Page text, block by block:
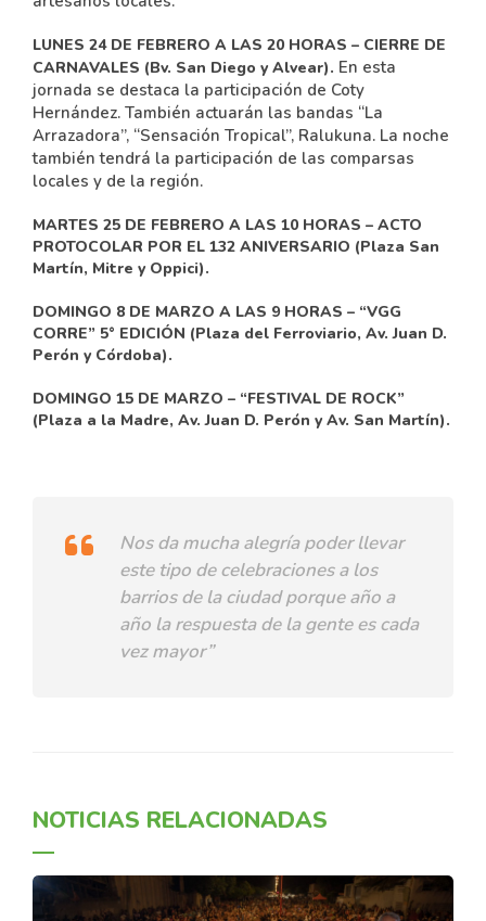
LUNES 24 DE FEBRERO A LAS 20 HORAS – CIERRE DE
CARNAVALES (Bv. San Diego y Alvear). En esta
jornada se destaca la participación de Coty
Hernández. También actuarán las bandas “La
Arrazadora”, “Sensación Tropical”, Ralukuna. La noche
también tendrá la participación de las comparsas
locales y de la región.
MARTES 25 DE FEBRERO A LAS 10 HORAS – ACTO
PROTOCOLAR POR EL 132 ANIVERSARIO (Plaza San
Martín, Mitre y Oppici).
DOMINGO 8 DE MARZO A LAS 9 HORAS – “VGG
CORRE” 5° EDICIÓN (Plaza del Ferroviario, Av. Juan D.
Perón y Córdoba).
DOMINGO 15 DE MARZO – “FESTIVAL DE ROCK”
(Plaza a la Madre, Av. Juan D. Perón y Av. San Martín).
Nos da mucha alegría poder llevar
este tipo de celebraciones a los
barrios de la ciudad porque año a
año la respuesta de la gente es cada
vez mayor”
NOTICIAS RELACIONADAS